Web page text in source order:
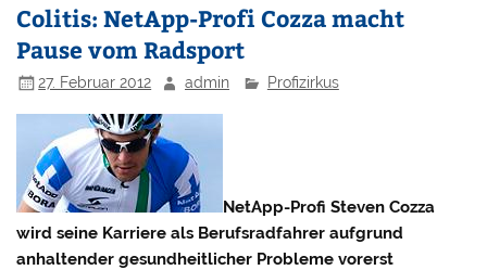
Colitis: NetApp-Profi Cozza macht
Pause vom Radsport
27. Februar 2012 admin Profizirkus
NetApp-Profi Steven Cozza
wird seine Karriere als Berufsradfahrer aufgrund
anhaltender gesundheitlicher Probleme vorerst